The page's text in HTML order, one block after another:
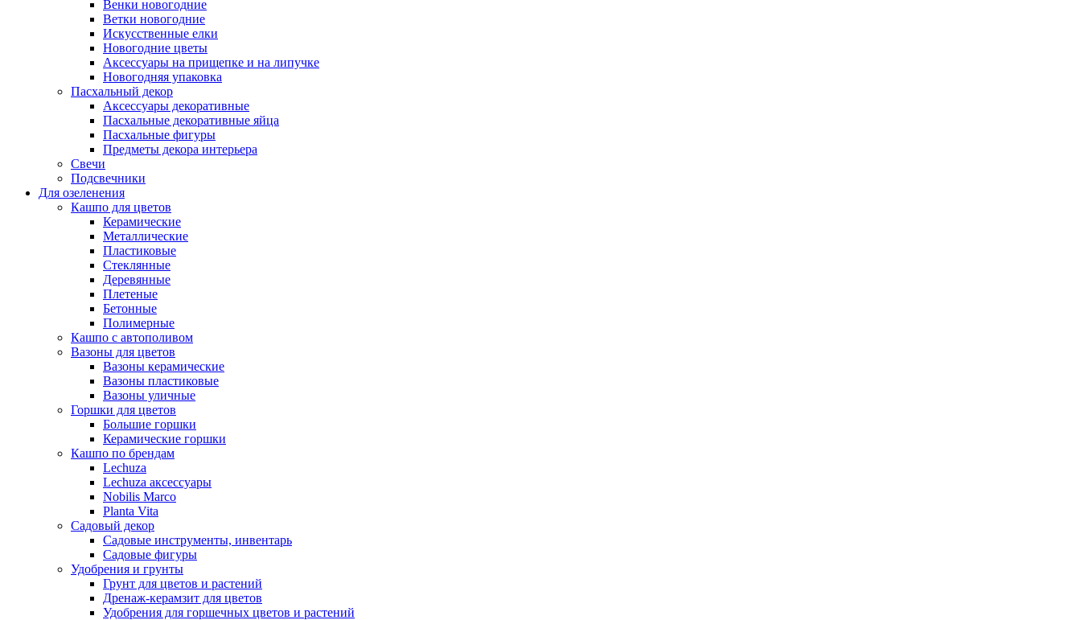
Венки новогодние
Ветки новогодние
Искусственные елки
Новогодние цветы
Аксессуары на прищепке и на липучке
Новогодняя упаковка
Пасхальный декор
Аксессуары декоративные
Пасхальные декоративные яйца
Пасхальные фигуры
Предметы декора интерьера
Свечи
Подсвечники
Для озеленения
Кашпо для цветов
Керамические
Металлические
Пластиковые
Стеклянные
Деревянные
Плетеные
Бетонные
Полимерные
Кашпо с автополивом
Вазоны для цветов
Вазоны керамические
Вазоны пластиковые
Вазоны уличные
Горшки для цветов
Большие горшки
Керамические горшки
Кашпо по брендам
Lechuza
Lechuza аксессуары
Nobilis Marco
Planta Vita
Садовый декор
Садовые инструменты, инвентарь
Садовые фигуры
Удобрения и грунты
Грунт для цветов и растений
Дренаж-керамзит для цветов
Удобрения для горшечных цветов и растений